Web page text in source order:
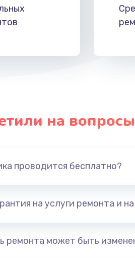
на
проводится бесплатно?
на услуги ремонта и
ремонта может быть